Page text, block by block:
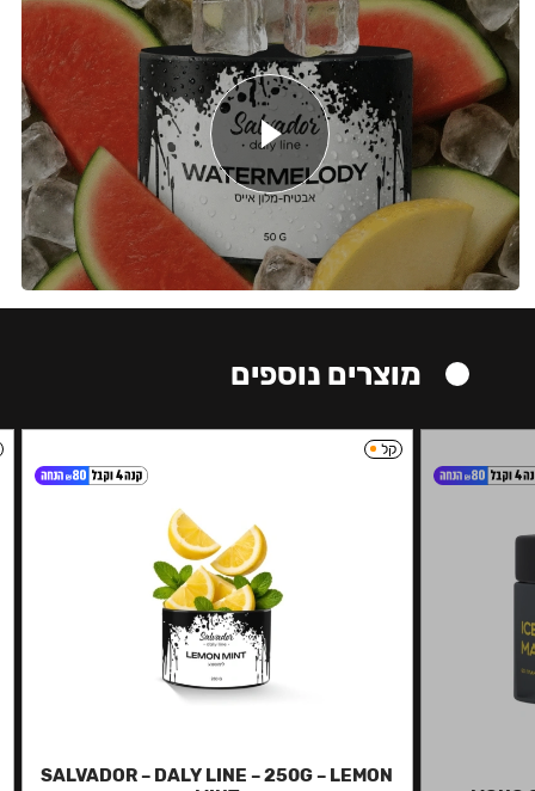
מוצרים נוספים
קל
SALVADOR – DALY LINE – 250G – LEMON